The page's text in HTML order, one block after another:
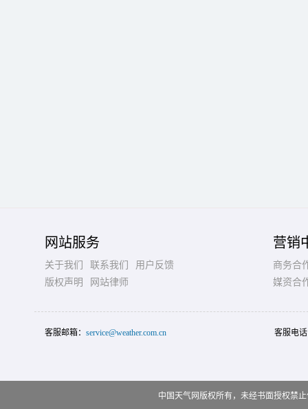
网站服务
关于我们 联系我们
用户反馈
版权声明
网站律师
营销
商务合
媒资合
客服邮箱： service@weather.com.cn 客服电
中国天气网版权所有，未经书面授权